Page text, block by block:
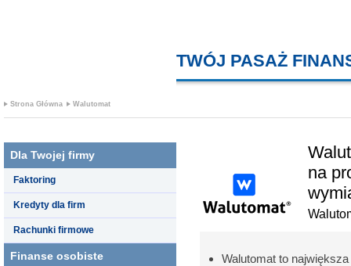
TWÓJ PASAŻ
Strona Główna Walutomat
Dla Twojej firmy
Faktoring
Kredyty dla firm
Rachunki firmowe
Finanse osobiste
na
Walutomat to